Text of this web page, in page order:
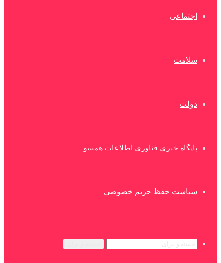
اجتماعی
سلامت
دولت
پایگاه خبری فناوری اطلاعات همسو
سیاست حفظ حریم خصوصی